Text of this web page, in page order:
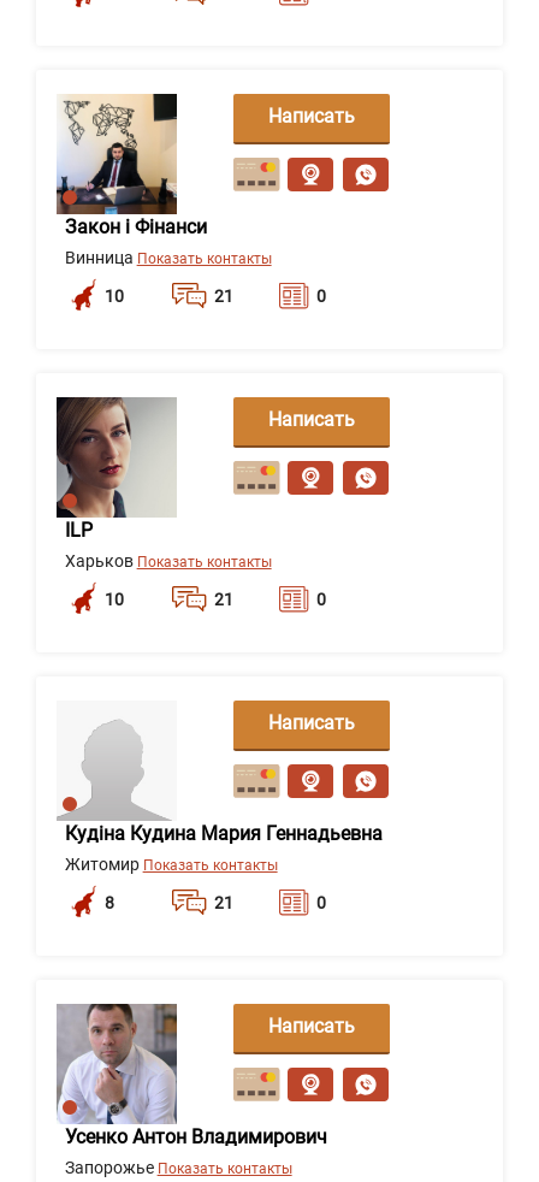
Закон і Фінанси
Винница Показать контакты
10 21 0
Написать
сообщение
ILP
Харьков Показать контакты
10 21 0
Написать
сообщение
Кудіна Кудина Мария Геннадьевна
Житомир Показать контакты
8 21 0
Написать
сообщение
Усенко Антон Владимирович
Запорожье Показать контакты
Написать
сообщение